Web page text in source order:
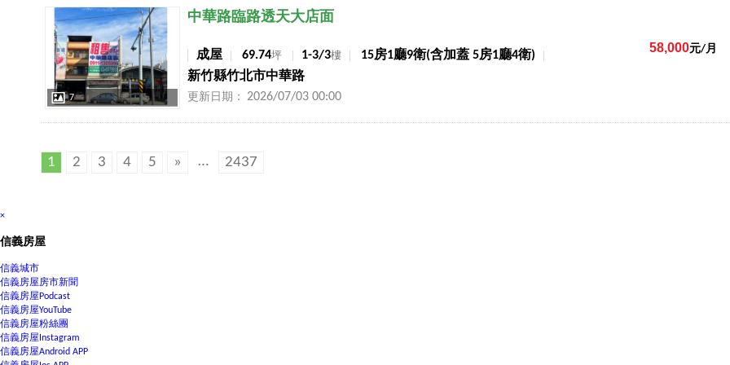
7
中華路臨路透天大店面
成屋 69.74坪 1-3/3樓
15房1廳9衛(含加蓋 5房1廳4衛)
新竹縣竹北市中華路
更新日期： 2026/07/03 00:00
58,000元/月
1 2 3 4 5 » … 2437
×
信義房屋
信義城市
信義房屋房市新聞
信義房屋Podcast
信義房屋YouTube
信義房屋粉絲團
信義房屋Instagram
信義房屋Android APP